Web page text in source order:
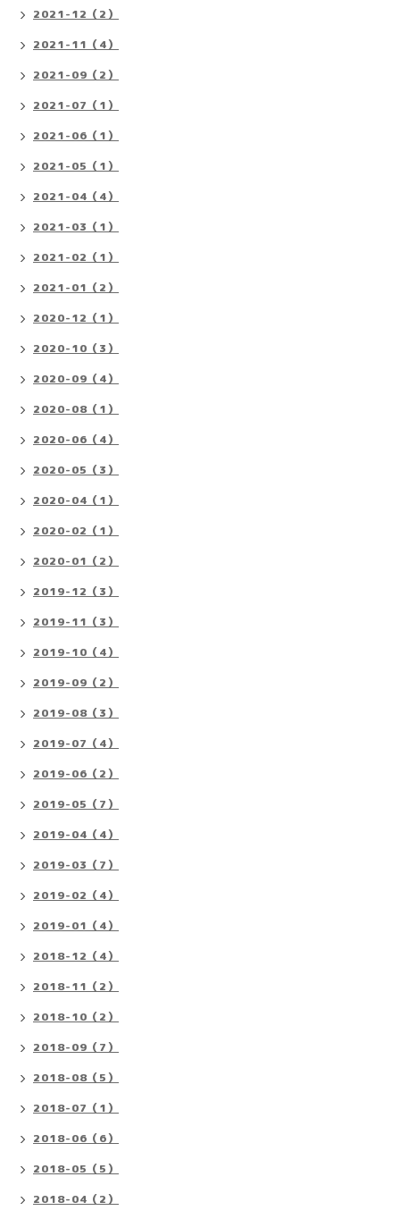
2021-12（2）
2021-11（4）
2021-09（2）
2021-07（1）
2021-06（1）
2021-05（1）
2021-04（4）
2021-03（1）
2021-02（1）
2021-01（2）
2020-12（1）
2020-10（3）
2020-09（4）
2020-08（1）
2020-06（4）
2020-05（3）
2020-04（1）
2020-02（1）
2020-01（2）
2019-12（3）
2019-11（3）
2019-10（4）
2019-09（2）
2019-08（3）
2019-07（4）
2019-06（2）
2019-05（7）
2019-04（4）
2019-03（7）
2019-02（4）
2019-01（4）
2018-12（4）
2018-11（2）
2018-10（2）
2018-09（7）
2018-08（5）
2018-07（1）
2018-06（6）
2018-05（5）
2018-04（2）